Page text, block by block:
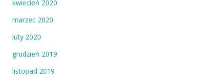
kwiecień 2020
marzec 2020
luty 2020
grudzień 2019
listopad 2019